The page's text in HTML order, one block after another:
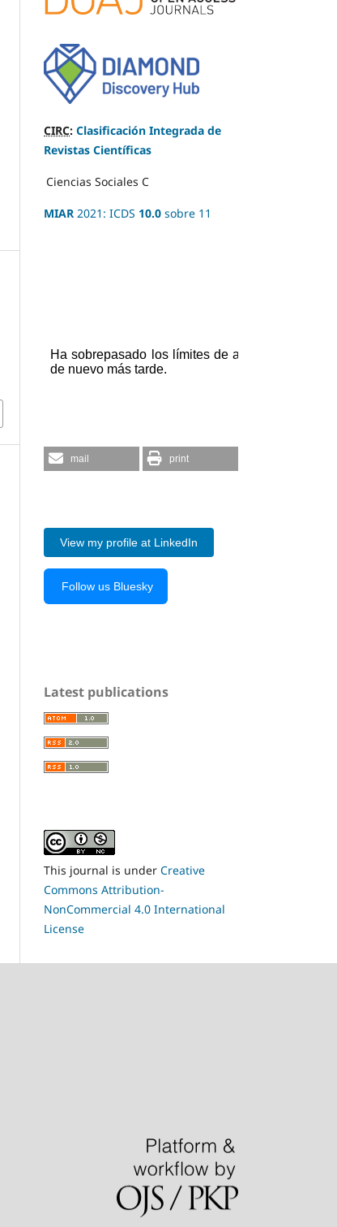
CIRC: Clasificación Integrada de
Revistas Científicas
Ciencias Sociales C
MIAR 2021: ICDS 10.0 sobre 11
mail print
View my profile at LinkedIn
Follow us Bluesky
Latest publications
This journal is under Creative
Commons Attribution-
NonCommercial 4.0 International
License